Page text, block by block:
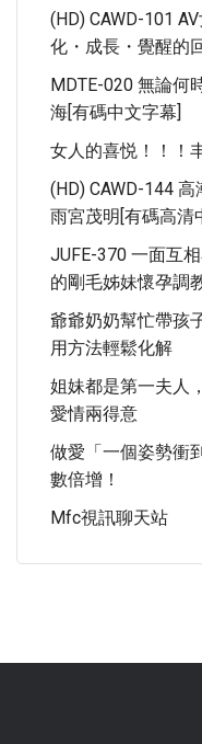
(HD) CAWD-101
化・成長・覺醒的
MDTE-020 無論何
海[有碼中文字幕]
女人的喜悦！！！
(HD) CAWD-144
雨宮茂明[有碼高清
JUFE-370 一面互
的剛毛姊妹懷孕調
爺爺奶奶幫忙帶孩
用方法輕鬆化解
姐妹都是第一夫人
愛情兩得意
做愛「一個姿勢衝
數倍增！
Mfc視訊聊天站